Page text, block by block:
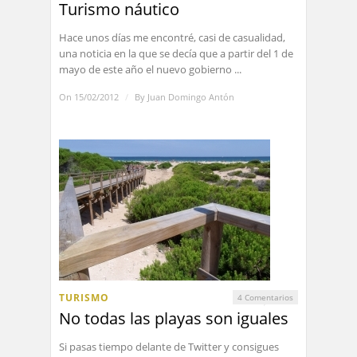
Turismo náutico
Hace unos días me encontré, casi de casualidad,
una noticia en la que se decía que a partir del 1 de
mayo de este año el nuevo gobierno ...
On 15/02/2012 / By Juan Domingo Antón
TURISMO 4 Comentarios
No todas las playas son iguales
Si pasas tiempo delante de Twitter y consigues